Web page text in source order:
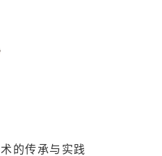
的传承与实践